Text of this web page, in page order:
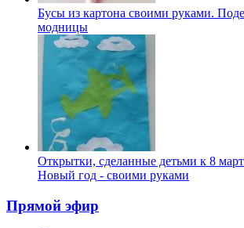
Бусы из картона своими руками.
модницы
Открытки, сделанные детьми к 8
Новый год - своими руками
Прямой эфир